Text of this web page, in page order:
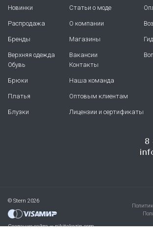
Новинки
Распродажа
Бренды
Верхняя одежда
Обувь
Брюки
Платья
Блузки
Статьи о моде
О компании
Магазины
Вакансии
Контакты
Наша команда
Оптовым клиентам
Лицензии и сертификаты
8
© Stern 2026
Создание сайта — nikitakozin.com